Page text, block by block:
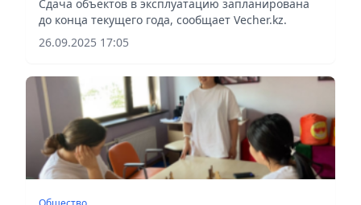
Сдача объектов в эксплуатацию запланирована
до конца текущего года, сообщает Vecher.kz.
26.09.2025 17:05